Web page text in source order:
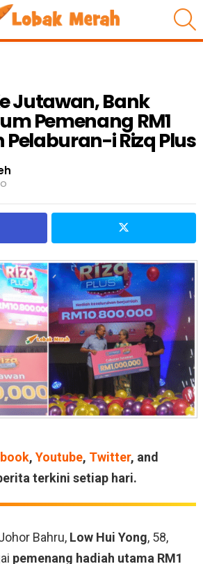
Jutawan, Bank
Pemenang RM1
i Rizq Plus
, Youtube, Twitter, and
terkini setiap hari.
Bahru, Low Hui Yong, 58,
pemenang hadiah utama RM1